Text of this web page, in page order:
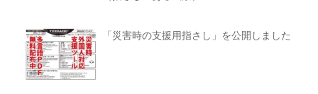
「災害時の支援用指さし」を公開しました